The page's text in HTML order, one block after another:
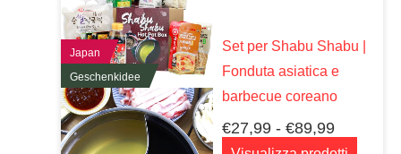
Japan
Geschenkidee
Set per Shabu Shabu |
Fonduta asiatica e
barbecue coreano
€27,99 - €89,99Fascia
di